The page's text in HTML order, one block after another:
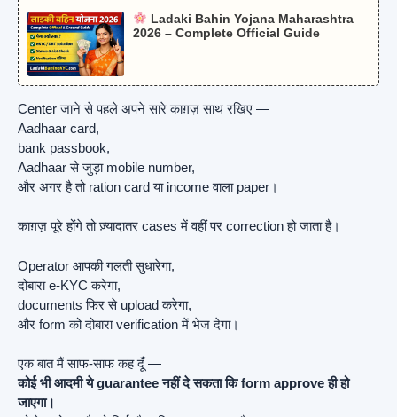
Ladaki Bahin Yojana Maharashtra
2026 – Complete Official Guide
Center जाने से पहले अपने सारे काग़ज़ साथ रखिए —
Aadhaar card,
bank passbook,
Aadhaar से जुड़ा mobile number,
और अगर है तो ration card या income वाला paper।
काग़ज़ पूरे होंगे तो ज़्यादातर cases में वहीं पर correction हो जाता है।
Operator आपकी गलती सुधारेगा,
दोबारा e-KYC करेगा,
documents फिर से upload करेगा,
और form को दोबारा verification में भेज देगा।
एक बात मैं साफ-साफ कह दूँ —
कोई भी आदमी ये guarantee नहीं दे सकता कि form approve ही हो
जाएगा।